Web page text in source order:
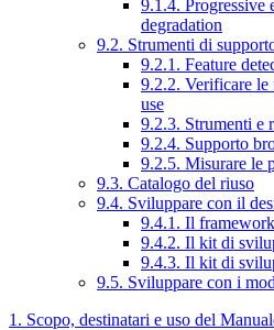
9.1.4. Progressive
degradation
9.2. Strumenti di
9.2.1. Feature
9.2.2. Verificare
use
9.2.3. Strumenti e
9.2.4. Supporto
9.2.5. Misurare le
9.3. Catalogo del riuso
9.4. Sviluppare con il
9.4.1. Il
9.4.2. Il kit di
9.4.3. Il kit di
9.5. Sviluppare con i
1. Scopo, destinatari e uso del